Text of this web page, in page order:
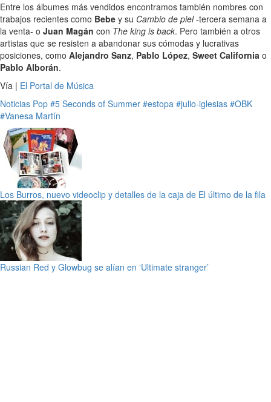
Entre los álbumes más vendidos encontramos también nombres con
trabajos recientes como Bebe y su Cambio de piel-tercera semana a
la venta- o Juan Magán con The king is back. Pero también a otros
artistas que se resisten a abandonar sus cómodas y lucrativas
posiciones, como Alejandro Sanz, Pablo López, Sweet California o
Pablo Alborán.
Vía | El Portal de Música
Noticias Pop #5 Seconds of Summer #estopa #julio-iglesias #OBK
#Vanesa Martín
Los Burros, nuevo videoclip y detalles de la caja de El último de la fila
Russian Red y Glowbug se alían en ‘Ultimate stranger’